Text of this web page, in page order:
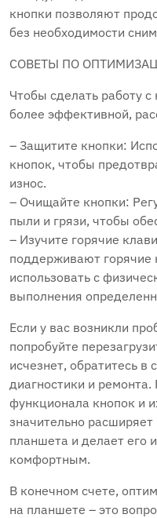
кнопки позволяют
без необходимости
СОВЕТЫ ПО
Чтобы сделать работу
более эффективной,
– Защитите кнопки:
кнопок, чтобы
износ.
– Очищайте кнопки:
пыли и грязи, чтобы
– Изучите горячие
поддерживают
использовать с
выполнения
Если у вас возникли
попробуйте
исчезнет, обратитесь в
диагностики и
функционала кнопок и
значительно
планшета и делает его
комфортным.
В конечном счете,
на планшете – это